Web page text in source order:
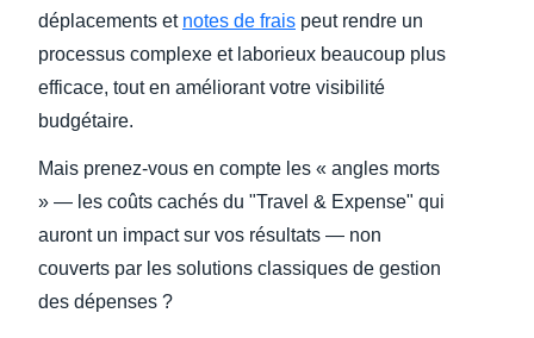
Norway (English)
déplacements et notes de frais peut rendre un
processus complexe et laborieux beaucoup plus
efficace, tout en améliorant votre visibilité
budgétaire.
Mais prenez-vous en compte les « angles morts
» — les coûts cachés du "Travel & Expense" qui
auront un impact sur vos résultats — non
couverts par les solutions classiques de gestion
des dépenses ?